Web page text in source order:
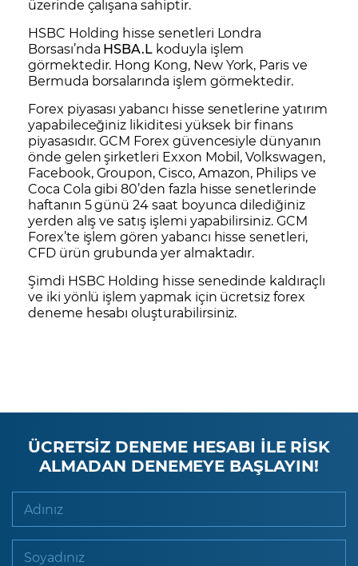
üzerinde çalışana sahiptir.
HSBC Holding hisse senetleri Londra
Borsası’nda HSBA.L koduyla işlem
görmektedir. Hong Kong, New York, Paris ve
Bermuda borsalarında işlem görmektedir.
Forex piyasası yabancı hisse senetlerine yatırım
yapabileceğiniz likiditesi yüksek bir finans
piyasasıdır. GCM Forex güvencesiyle dünyanın
önde gelen şirketleri Exxon Mobil,Volkswagen,
Facebook,Groupon,Cisco,Amazon, Philipsve
Coca Cola gibi 80’den fazla hisse senetlerinde
haftanın 5 günü 24 saat boyunca dilediğiniz
yerden alış ve satış işlemi yapabilirsiniz. GCM
Forex’te işlem gören yabancı hisse senetleri,
CFD ürün grubunda yer almaktadır.
Şimdi HSBC Holding hisse senedinde kaldıraçlı
ve iki yönlü işlem yapmak için ücretsiz forex
deneme hesabı oluşturabilirsiniz.
ÜCRETSİZ DENEME HESABI İLE RİSK
ALMADAN DENEMEYE BAŞLAYIN!
Adınız
Soyadınız